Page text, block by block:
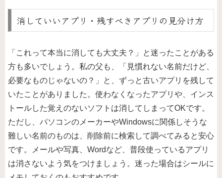
消していいアプリ・残すべきアプリの見分け方
「これって本当に消しても大丈夫？」と迷ったことがある
方も多いでしょう。私の父も、「見慣れない名前だけど、
必要なものじゃないの？」と、ずっと古いアプリを残して
いたことがありました。使わなくなったアプリや、インス
トールした覚えのないソフトは消してしまってOKです。
ただし、パソコンのメーカーやWindowsに関係しそうな
難しい名前のものは、削除前に検索して調べてみると安心
です。メールや写真、Wordなど、普段使っているアプリ
は消さないよう気をつけましょう。迷った場合はシールに